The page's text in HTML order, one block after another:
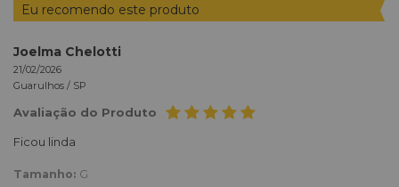
Eu recomendo este produto
Joelma Chelotti
21/02/2026
Guarulhos / SP
Avaliação do Produto
Ficou linda
Tamanho: G